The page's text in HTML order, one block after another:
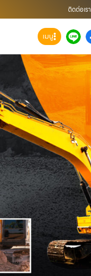
ติดต่อเรา
เมนู